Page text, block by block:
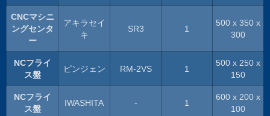
CNCマシニ
ングセンタ
ー
アキラセイ
キ
SR3 1
500 x 350 x
300
NCフライ
ス盤
ピンジェン RM-2VS 1
500 x 250 x
150
NCフライ
ス盤
IWASHITA - 1
600 x 200 x
100